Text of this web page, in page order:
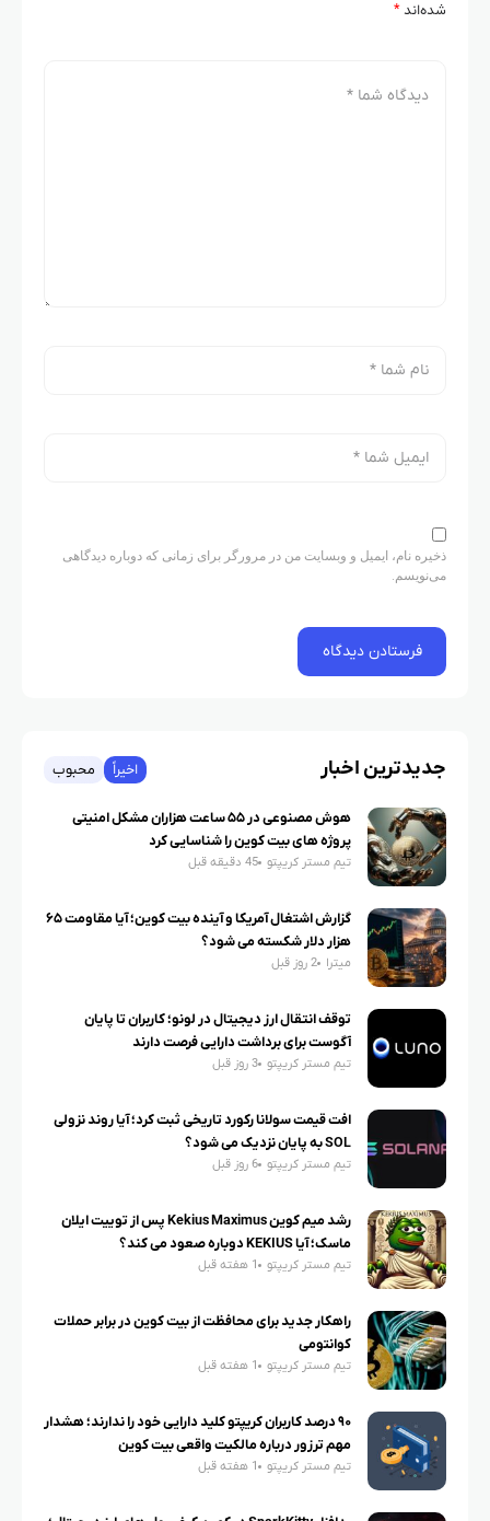
شده‌اند*
ذخیره نام، ایمیل و وبسایت من در مرورگر برای زمانی که دوباره دیدگاهی
می‌نویسم.
جدیدترین اخبار اخیراً محبوب
هوش مصنوعی در ۵۵ ساعت هزاران مشکل امنیتی
پروژه های بیت کوین را شناسایی کرد
تیم مستر کریپتو 45 دقیقه قبل
گزارش اشتغال آمریکا و آینده بیت کوین؛ آیا مقاومت ۶۵
هزار دلار شکسته می شود؟
میترا 2 روز قبل
توقف انتقال ارز دیجیتال در لونو؛ کاربران تا پایان
آگوست برای برداشت دارایی فرصت دارند
تیم مستر کریپتو 3 روز قبل
افت قیمت سولانا رکورد تاریخی ثبت کرد؛ آیا روند نزولی
SOL به پایان نزدیک می شود؟
تیم مستر کریپتو 6 روز قبل
رشد میم کوین Kekius Maximus پس از توییت ایلان
ماسک؛ آیا KEKIUS دوباره صعود می کند؟
تیم مستر کریپتو 1 هفته قبل
راهکار جدید برای محافظت از بیت کوین در برابر حملات
کوانتومی
تیم مستر کریپتو 1 هفته قبل
۹۰ درصد کاربران کریپتو کلید دارایی خود را ندارند؛ هشدار
مهم ترزور درباره مالکیت واقعی بیت کوین
تیم مستر کریپتو 1 هفته قبل